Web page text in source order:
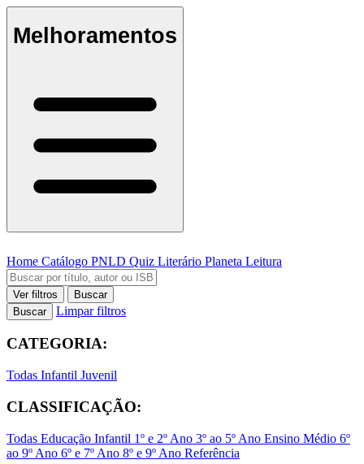
Melhoramentos
Home Catálogo PNLD Quiz Literário Planeta Leitura
Ver filtros
Buscar
Buscar
Limpar filtros
CATEGORIA:
Todas Infantil Juvenil
CLASSIFICAÇÃO:
Todas Educação Infantil 1º e 2º Ano 3º ao 5º Ano Ensino Médio 6º
ao 9º Ano 6º e 7º Ano 8º e 9º Ano Referência